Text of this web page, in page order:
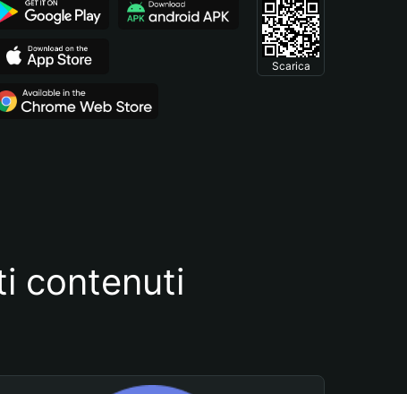
Scarica
contenuti